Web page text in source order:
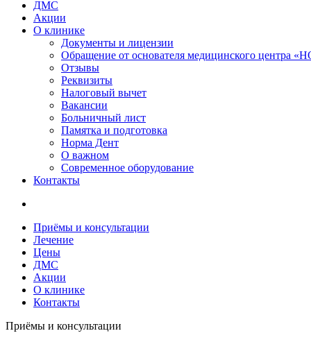
ДМС
Акции
О клинике
Документы и лицензии
Обращение от основателя медицинского центра
Отзывы
Реквизиты
Налоговый вычет
Вакансии
Больничный лист
Памятка и подготовка
Норма Дент
О важном
Современное оборудование
Контакты
Приёмы и консультации
Лечение
Цены
ДМС
Акции
О клинике
Контакты
Приёмы и консультации